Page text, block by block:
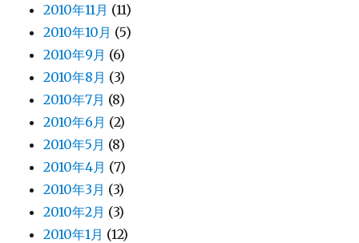
2010年11月 (11)
2010年10月 (5)
2010年9月 (6)
2010年8月 (3)
2010年7月 (8)
2010年6月 (2)
2010年5月 (8)
2010年4月 (7)
2010年3月 (3)
2010年2月 (3)
2010年1月 (12)